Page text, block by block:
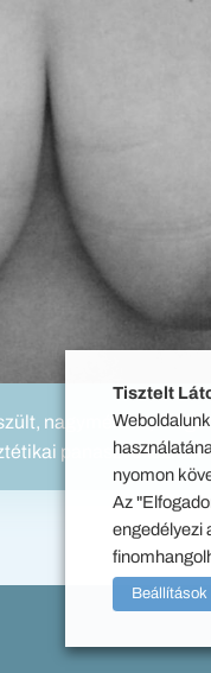
nagyméretű ,
panaszt okoznak
Tisztelt
nyomon
Az
engedélyezi
Beállítások